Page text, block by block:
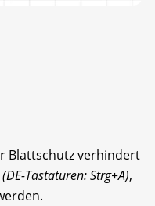
Blattschutz verhindert
Tastaturen: Strg+A),